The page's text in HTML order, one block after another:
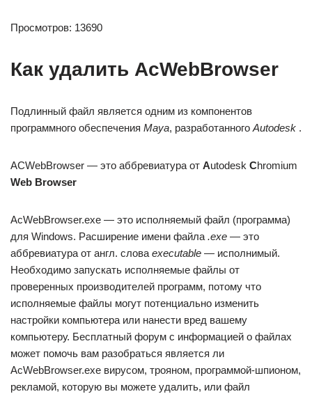
Просмотров: 13690
Как удалить AcWebBrowser
Подлинный файл является одним из компонентов
программного обеспечения Maya, разработанного Autodesk .
ACWebBrowser — это аббревиатура от Autodesk Chromium
Web Browser
AcWebBrowser.exe — это исполняемый файл (программа)
для Windows. Расширение имени файла .exe — это
аббревиатура от англ. слова executable — исполнимый.
Необходимо запускать исполняемые файлы от
проверенных производителей программ, потому что
исполняемые файлы могут потенциально изменить
настройки компьютера или нанести вред вашему
компьютеру. Бесплатный форум с информацией о файлах
может помочь вам разобраться является ли
AcWebBrowser.exe вирусом, трояном, программой-шпионом,
рекламой, которую вы можете удалить, или файл